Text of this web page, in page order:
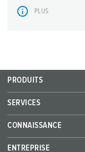
PLUS
PRODUITS
SERVICES
CONNAISSANCE
ENTREPRISE